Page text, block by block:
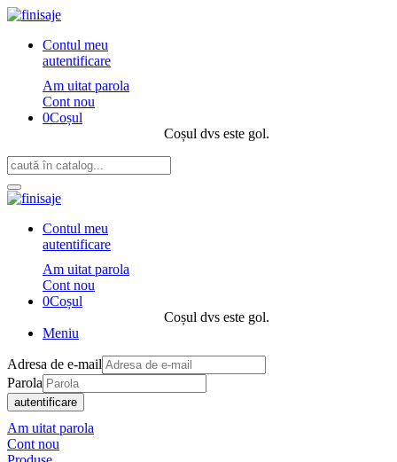
Contul meu
autentificare
Am uitat parola
Cont nou
0Coșul
Coșul dvs este gol.
Contul meu
autentificare
Am uitat parola
Cont nou
0Coșul
Coșul dvs este gol.
Meniu
Adresa de e-mail
Parola
autentificare
Am uitat parola
Cont nou